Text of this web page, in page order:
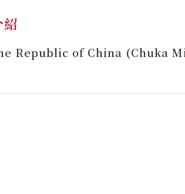
Republic of China (Chuka